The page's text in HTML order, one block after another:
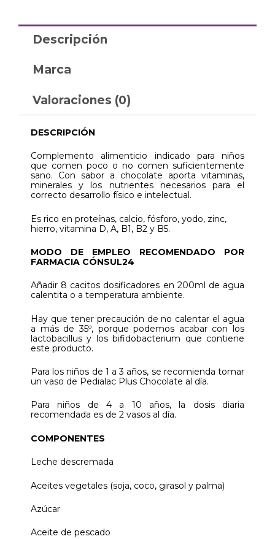
Descripción
Marca
Valoraciones (0)
DESCRIPCIÓN
Complemento alimenticio indicado para niños
que comen poco o no comen suficientemente
sano. Con sabor a chocolate aporta vitaminas,
minerales y los nutrientes necesarios para el
correcto desarrollo físico e intelectual.
Es rico en proteínas, calcio, fósforo, yodo, zinc,
hierro, vitamina D, A, B1, B2 y B5.
MODO DE EMPLEO RECOMENDADO POR
FARMACIA CÓNSUL24
Añadir 8 cacitos dosificadores en 200ml de agua
calentita o a temperatura ambiente.
Hay que tener precaución de no calentar el agua
a más de 35º, porque podemos acabar con los
lactobacillus y los bifidobacterium que contiene
este producto.
Para los niños de 1 a 3 años, se recomienda tomar
un vaso de Pedialac Plus Chocolate al día.
Para niños de 4 a 10 años, la dosis diaria
recomendada es de 2 vasos al día.
COMPONENTES
Leche descremada
Aceites vegetales (soja, coco, girasol y palma)
Azúcar
Aceite de pescado